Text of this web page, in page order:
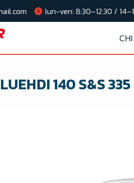
lun-ven: 8:30–12:30 /
140 S&S